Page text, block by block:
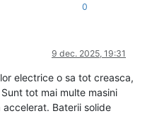
0
9 dec. 2025, 19:31
electrice o sa tot creasca,
tot mai multe masini
Baterii solide